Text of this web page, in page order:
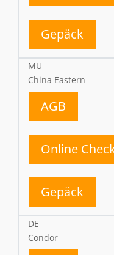
Gepäck
MU
China Eastern
AGB
Online
Gepäck
DE
Condor